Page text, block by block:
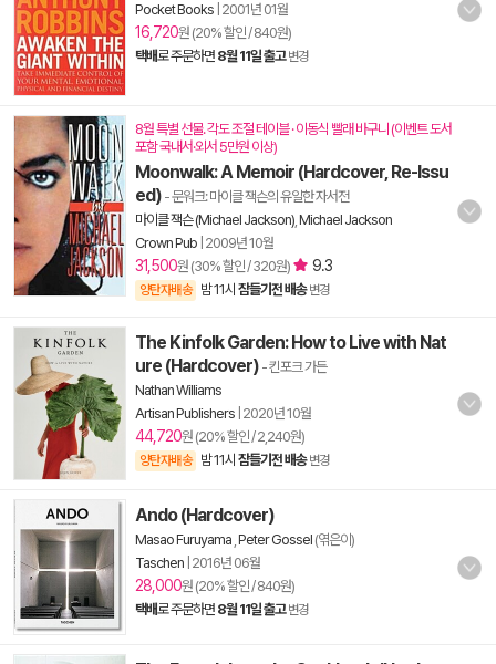
Pocket Books 2001년 01월
16,720원 (20% 할인 / 840원)
택배로 주문하면 8월 11일 출고 변경
8월 특별 선물. 각도 조절 테이블 · 이동식 빨래 바구니 (이벤트 도서
포함 국내서·외서 5만원 이상)
Moonwalk: A Memoir (Hardcover, Re-Issu
ed) - 문워크: 마이클 잭슨의 유일한 자서전
마이클 잭슨 (Michael Jackson) Michael Jackson
Crown Pub 2009년 10월
31,500원 (30% 할인 / 320원) 9.3
양탄자배송 밤 11시 잠들기전 배송 변경
The Kinfolk Garden: How to Live with Nat
ure (Hardcover) - 킨포크 가든
Nathan Williams
Artisan Publishers 2020년 10월
44,720원 (20% 할인 / 2,240원)
양탄자배송 밤 11시 잠들기전 배송 변경
Ando (Hardcover)
Masao Furuyama Peter Gossel (엮은이)
Taschen 2016년 06월
28,000원 (20% 할인 / 840원)
택배로 주문하면 8월 11일 출고 변경